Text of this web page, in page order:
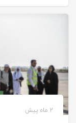
2 ماه پیش